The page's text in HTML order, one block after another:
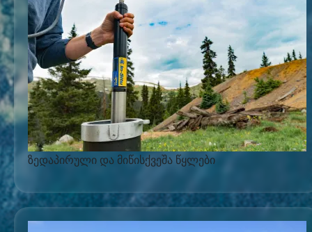
ზედაპირული და მიწისქვეშა წყლები